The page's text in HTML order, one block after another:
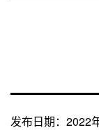
发布日期： 2022